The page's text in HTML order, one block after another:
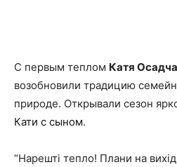
С первым теплом Катя
возобновили традицию
природе. Открывали сезон
Кати с сыном.
“Нарешті тепло! Плани на